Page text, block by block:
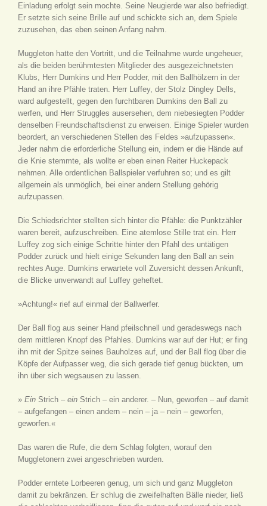
Einladung erfolgt sein mochte. Seine Neugierde war also befriedigt.
Er setzte sich seine Brille auf und schickte sich an, dem Spiele
zuzusehen, das eben seinen Anfang nahm.
Muggleton hatte den Vortritt, und die Teilnahme wurde ungeheuer,
als die beiden berühmtesten Mitglieder des ausgezeichnetsten
Klubs, Herr Dumkins und Herr Podder, mit den Ballhölzern in der
Hand an ihre Pfähle traten. Herr Luffey, der Stolz Dingley Dells,
ward aufgestellt, gegen den furchtbaren Dumkins den Ball zu
werfen, und Herr Struggles ausersehen, dem niebesiegten Podder
denselben Freundschaftsdienst zu erweisen. Einige Spieler wurden
beordert, an verschiedenen Stellen des Feldes »aufzupassen«.
Jeder nahm die erforderliche Stellung ein, indem er die Hände auf
die Knie stemmte, als wollte er eben einen Reiter Huckepack
nehmen. Alle ordentlichen Ballspieler verfuhren so; und es gilt
allgemein als unmöglich, bei einer andern Stellung gehörig
aufzupassen.
Die Schiedsrichter stellten sich hinter die Pfähle: die Punktzähler
waren bereit, aufzuschreiben. Eine atemlose Stille trat ein. Herr
Luffey zog sich einige Schritte hinter den Pfahl des untätigen
Podder zurück und hielt einige Sekunden lang den Ball an sein
rechtes Auge. Dumkins erwartete voll Zuversicht dessen Ankunft,
die Blicke unverwandt auf Luffey geheftet.
»Achtung!« rief auf einmal der Ballwerfer.
Der Ball flog aus seiner Hand pfeilschnell und geradeswegs nach
dem mittleren Knopf des Pfahles. Dumkins war auf der Hut; er fing
ihn mit der Spitze seines Bauholzes auf, und der Ball flog über die
Köpfe der Aufpasser weg, die sich gerade tief genug bückten, um
ihn über sich wegsausen zu lassen.
» Ein Strich – ein Strich – ein anderer. – Nun, geworfen – auf damit
– aufgefangen – einen andern – nein – ja – nein – geworfen,
geworfen.«
Das waren die Rufe, die dem Schlag folgten, worauf den
Muggletonern zwei angeschrieben wurden.
Podder erntete Lorbeeren genug, um sich und ganz Muggleton
damit zu bekränzen. Er schlug die zweifelhaften Bälle nieder, ließ